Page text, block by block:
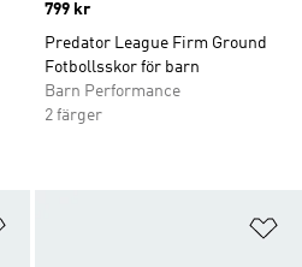
Price
799 kr
Predator League Firm Ground
Fotbollsskor för barn
Barn Performance
2 färger